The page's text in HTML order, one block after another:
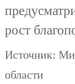
рост
Источник:
области